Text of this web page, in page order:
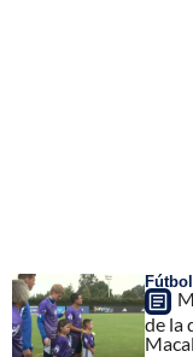
de la